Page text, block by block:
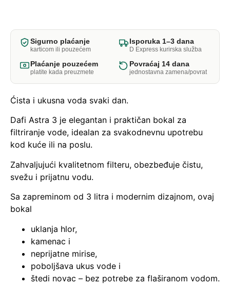
Sigurno plaćanje
karticom ili pouzećem
Isporuka 1–3 dana
D Express kurirska služba
Plaćanje pouzećem
platite kada preuzmete
Povraćaj 14 dana
jednostavna zamena/povrat
Ćista i ukusna voda svaki dan.
Dafi Astra 3 je elegantan i praktičan bokal za
filtriranje vode, idealan za svakodnevnu upotrebu
kod kuće ili na poslu.
Zahvaljujući kvalitetnom filteru, obezbeđuje čistu,
svežu i prijatnu vodu.
Sa zapreminom od 3 litra i modernim dizajnom, ovaj
bokal
uklanja hlor,
kamenac i
neprijatne mirise,
poboljšava ukus vode i
štedi novac – bez potrebe za flaširanom vodom.